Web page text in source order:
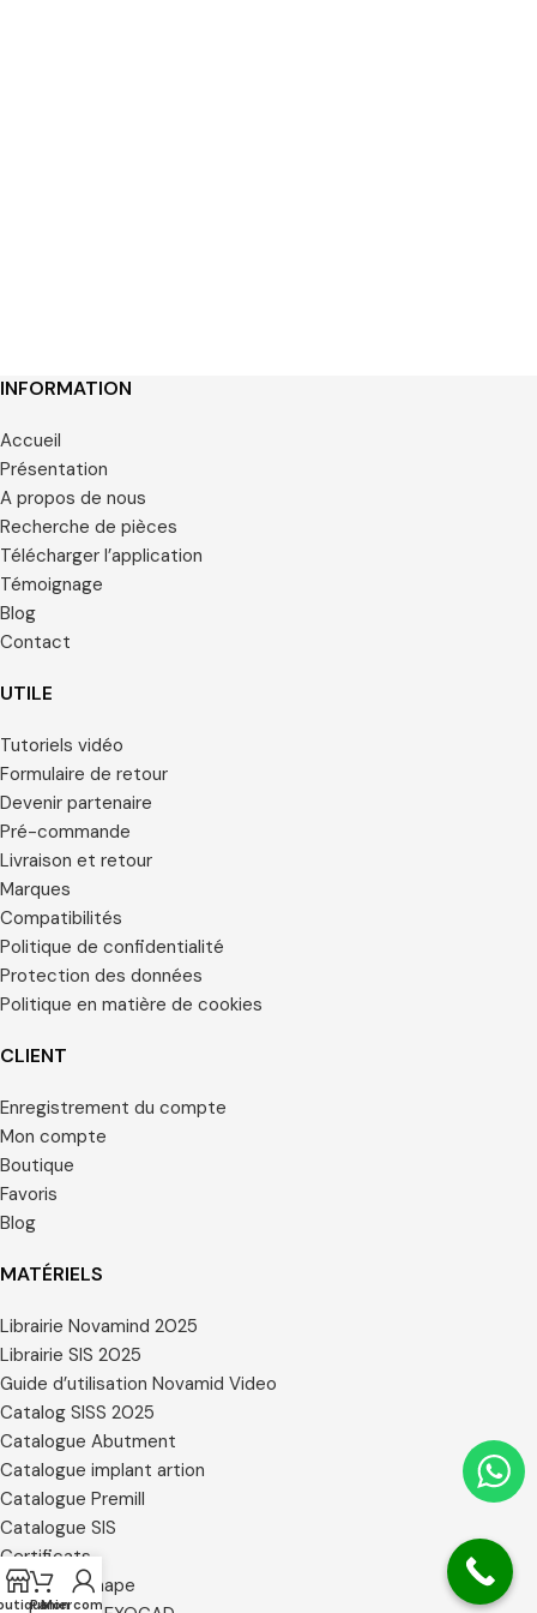
INFORMATION
Accueil
Présentation
A propos de nous
Recherche de pièces
Télécharger l’application
Témoignage
Blog
Contact
UTILE
Tutoriels vidéo
Formulaire de retour
Devenir partenaire
Pré-commande
Livraison et retour
Marques
Compatibilités
Politique de confidentialité
Protection des données
Politique en matière de cookies
CLIENT
Enregistrement du compte
Mon compte
Boutique
Favoris
Blog
MATÉRIELS
Librairie Novamind 2025
Librairie SIS 2025
Guide d’utilisation Novamid Video
Catalog SISS 2025
Catalogue Abutment
Catalogue implant artion
Catalogue Premill
Catalogue SIS
Certificats
Librairie 3 Shape
Panier
Mon compte